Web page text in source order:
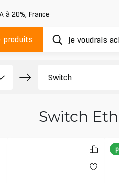
à 20%, France
produits
Switch